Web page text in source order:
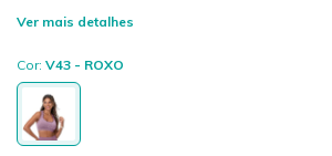
Ver mais detalhes
Cor: V43 - ROXO